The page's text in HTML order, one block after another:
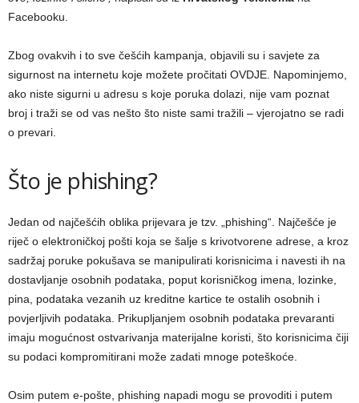
Facebooku.
Zbog ovakvih i to sve češćih kampanja, objavili su i savjete za
sigurnost na internetu koje možete pročitati OVDJE. Napominjemo,
ako niste sigurni u adresu s koje poruka dolazi, nije vam poznat
broj i traži se od vas nešto što niste sami tražili – vjerojatno se radi
o prevari.
Što je phishing?
Jedan od najčešćih oblika prijevara je tzv. „phishing“. Najčešće je
riječ o elektroničkoj pošti koja se šalje s krivotvorene adrese, a kroz
sadržaj poruke pokušava se manipulirati korisnicima i navesti ih na
dostavljanje osobnih podataka, poput korisničkog imena, lozinke,
pina, podataka vezanih uz kreditne kartice te ostalih osobnih i
povjerljivih podataka. Prikupljanjem osobnih podataka prevaranti
imaju mogućnost ostvarivanja materijalne koristi, što korisnicima čiji
su podaci kompromitirani može zadati mnoge poteškoće.
Osim putem e-pošte, phishing napadi mogu se provoditi i putem